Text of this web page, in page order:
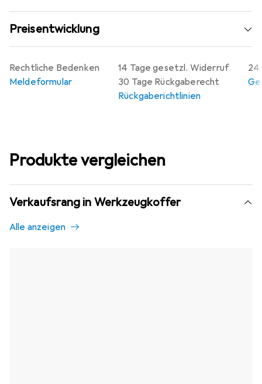
Preisentwicklung
14 Tage gesetzl. Widerruf
30 Tage Rückgaberecht
Rückgaberichtlinien
24
Rechtliche Bedenken
Meldeformular
Produkte vergleichen
Verkaufsrang in Werkzeugkoffer
Alle anzeigen